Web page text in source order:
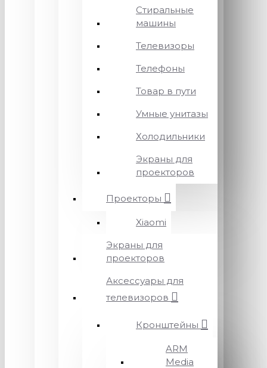
Стиральные
машины
Телевизоры
Телефоны
Товар в пути
Умные унитазы
Холодильники
Экраны для
проекторов
Проекторы
Xiaomi
Экраны для
проекторов
Аксессуары для
телевизоров
Кронштейны
ARM
Media